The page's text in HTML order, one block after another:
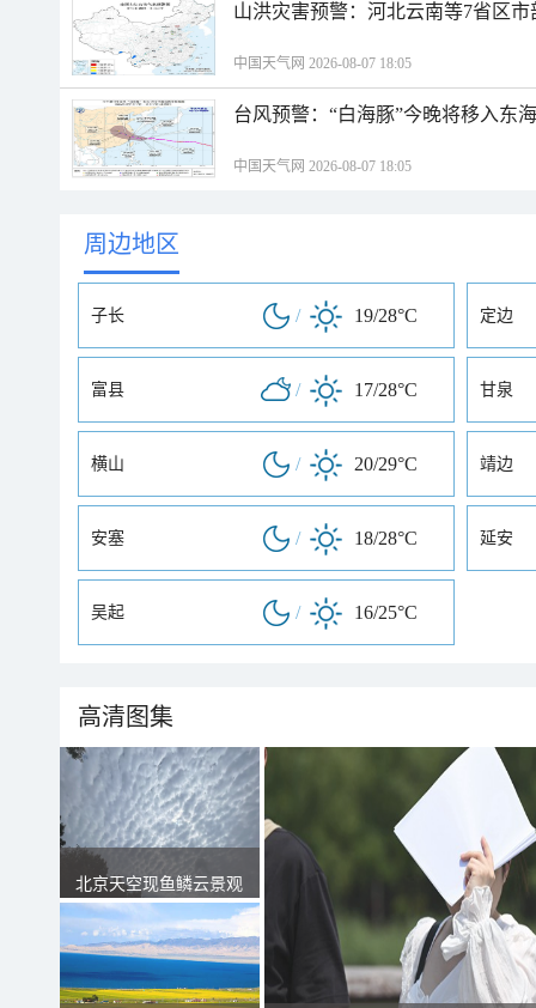
山洪灾害预警：河北云南等7省区
中国天气网 2026-08-07 18:05
台风预警：“白海豚”今晚将移入东
中国天气网 2026-08-07 18:05
周边地区
子长 / 19/28°C 定边
富县 / 17/28°C 甘泉
横山 / 20/29°C 靖边
安塞 / 18/28°C 延安
吴起 / 16/25°C
高清图集
北京天空现鱼鳞云景观